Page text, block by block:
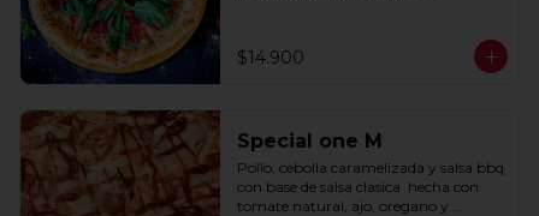
$14.900
Special one M
Pollo, cebolla caramelizada y salsa bbq
con base de salsa clasica  hecha con
tomate natural, ajo, oregano y